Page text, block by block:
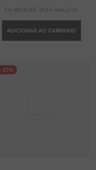
Em até 3 x R$ 39 66 sem juros
ADICIONAR AO CARRINHO
-25%